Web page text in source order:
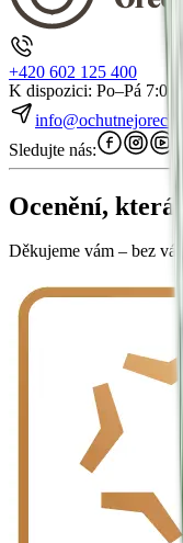
+420 602 125 400
K dispozici: Po–Pá
Sledujte nás:
Ocenění, která
Děkujeme vám – bez